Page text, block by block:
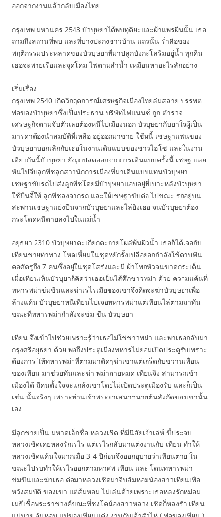
ออกจากงานแล้วกลับเมืองไทย
กรุงเทพ มหานคร 2543 บัวบุษยาได้พบทุติยะและผ้าแพรผืนนั้น เธอ
ถามถึงสถานที่พบ และที่บางปะกงชาวบ้าน แถวนั้น ร่ำลือของ
พฤติกรรมประหลาดของบัวบุษยาที่มาปลูกบังกะโลริมอยู่น้ำ ทุกคืน
เธอจะพายเรือและจุดโคม ไฟตามลำน้ำ เหมือนหาอะไรสักอย่าง
เริ่มเรื่อง
กรุงเทพ 2540 เกิดวิกฤตการณ์เศรษฐกิจเมืองไทยล่มสลาย บรรพต
พ่อของบัวบุษยาซึ่งเป็นประธาน บริษัทไฟแนนซ์ ถูก ตำรวจ
เศรษฐกิจตามจับตัวเลยต้องหนีไปเมืองนอก บัวบุษยากับยาใจผู้เป็น
มารดาต้องนำสมบัติที่เหลือ อยู่ออกมาขาย ใช้หนี้ เชษฐาแฟนของ
บัวบุษยาบอกเลิกกับเธอในงานเดินแบบของชาวไฮโซ และในงาน
เดียวกันนี้บัวบุษยา ยังถูกปลดออกจากการเดินแบบครั้งนี้ เชษฐาเลย
หันไปจีบลูกพีชลูกสาวนักการเมืองที่มาเดินแบบแทนบัวบุษยา
เชษฐาขับรถไปส่งลูกพีชโดยมีบัวบุษยาแอบอยู่ที่เบาะหลังบัวบุษยา
ใช้ปืนจี้ให้ ลูกพีชลงจากรถ และให้เชษฐาขับต่อ ไปขณะ รถอยู่บน
สะพานเชษฐาแย่งปืนจากบัวบุษยาและไล่ยิงเธอ จนบัวบุษยาต้อง
กระโดดหนีตายลงไปในแม่น้ำ
อยุธยา 2310 บัวบุษยาตะเกียกตะกายโผล่พ้นผิวน้ำ เธอก็ได้เจอกับ
เทียนชายท่าทาง โหดเหี้ยมในชุดหยักรั้งเปลือยอกกำลังใช้ดาบฟัน
คอศัตรูถึง 7 คนซึ่งอยู่ในชุดโสร่งและมี ผ้าโพกหัวจนขาดกระเด็น
เมื่อเทียนเห็นบัวบุยาก็คิดว่าเธอเป็นไส้ศึกชาวพม่า ด้วย ความแค้นที่
ทหารพม่าข่มขืนและฆ่าเรไรเมียของเขาจึงคิดจะฆ่าบัวบุษยาเพื่อ
ล้างแค้น บัวบุษยาหนีเทียนไปเจอทหารพม่าแต่เทียนไล่ตามมาทัน
ขณะที่ทหารพม่ากำลังจะข่ม ขืน บัวบุษยา
เทียน จึงเข้าไปช่วยเพราะรู้ว่าเธอไม่ใช่ชาวพม่า และพาเธอกลับมา
กรุงศรีอยุธยา ด้วย พอถึงประตูเมืองทหารไม่ยอมเปิดประตูรับเพราะ
ต้องการ ให้ทหารพม่าที่ตามมาติดๆฆ่าเขาแต่เกร็ดกับขวานเพื่อน
ของเทียน มาช่วยทันและฆ่า พม่าตายหมด เทียนจึง สามารถเข้า
เมืองได้ มีคนตั้งใจจะแกล้งเขาโดยไม่เปิดประตูเมืองรับ และก็เป็น
เช่น นั้นจริงๆ เพราะท่านเจ้าพระยาเสนาฯนายต้นสังกัดของเขานั้น
เอง
มีลูกชายเป็น มหาดเล็กชื่อ หลวงเชิด ที่มีนิสัยเจ้าเล่ห์ ขี้ประจบ
หลวงเชิดเคยหลงรักเรไร แต่เรไรกลับมาแต่งงานกับ เทียน ทำให้
หลวงเชิดแค้นใจมากเมื่อ 3-4 ปีก่อนจึงออกอุบายว่าเทียนตาย ใน
ขณะไปรบทำให้เรไรออกตามหาศพ เทียน และ โดนทหารพม่า
ข่มขืนและฆ่าเธอ ต่อมาหลวงเชิดมาจีบส้มหอมน้องสาวเทียนเพื่อ
หวังสมบัติ ของเขา แต่ส้มหอม ไม่เล่นด้วยเพราะเธอหลงรักหม่อม
เมธีเชื้อพระราชวงค์ขณะที่ชงโคน้องสาวหลวง เชิดก็หลงรัก เทียน